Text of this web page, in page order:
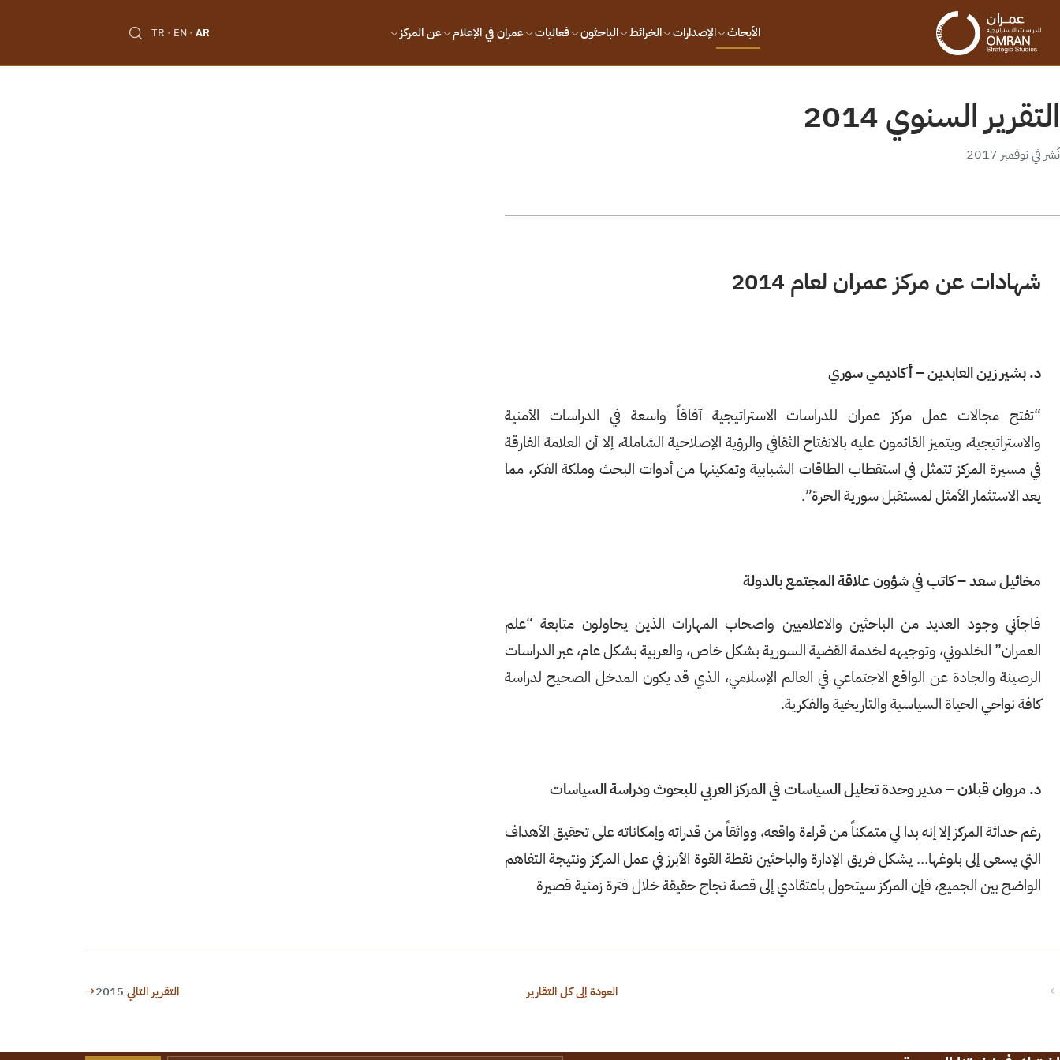
الأبحاث الإصدارات الخرائط الباحثون فعاليات عمران في الإعلام عن المركز AR
EN
TR
التقرير السنوي 2014
نُشر في نوفمبر 2017
شهادات عن مركز عمران لعام 2014
د. بشير زين العابدين – أكاديمي سوري
“تفتح مجالات عمل مركز عمران للدراسات الاستراتيجية آفاقاً واسعة في الدراسات الأمنية
والاستراتيجية، ويتميز القائمون عليه بالانفتاح الثقافي والرؤية الإصلاحية الشاملة، إلا أن العلامة الفارقة
في مسيرة المركز تتمثل في استقطاب الطاقات الشبابية وتمكينها من أدوات البحث وملكة الفكر، مما
يعد الاستثمار الأمثل لمستقبل سورية الحرة”.
مخائيل سعد – كاتب في شؤون علاقة المجتمع بالدولة
فاجأني وجود العديد من الباحثين والاعلاميين واصحاب المهارات الذين يحاولون متابعة “علم
العمران” الخلدوني، وتوجيهه لخدمة القضية السورية بشكل خاص، والعربية بشكل عام، عبر الدراسات
الرصينة والجادة عن الواقع الاجتماعي في العالم الإسلامي، الذي قد يكون المدخل الصحيح لدراسة
كافة نواحي الحياة السياسية والتاريخية والفكرية.
د. مروان قبلان – مدير وحدة تحليل السياسات في المركز العربي للبحوث ودراسة السياسات
رغم حداثة المركز إلا إنه بدا لي متمكناً من قراءة واقعه، وواثقاً من قدراته وإمكاناته على تحقيق الأهداف
التي يسعى إلى بلوغها… يشكل فريق الإدارة والباحثين نقطة القوة الأبرز في عمل المركز ونتيجة التفاهم
الواضح بين الجميع، فإن المركز سيتحول باعتقادي إلى قصة نجاح حقيقة خلال فترة زمنية قصيرة
← العودة إلى كل التقارير التقرير التالي 2015
→